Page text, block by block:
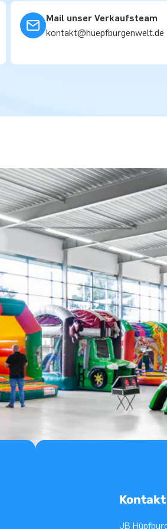
Mail unser Verkaufsteam
kontakt@huepfburgenwelt.de
Kontakt
JB